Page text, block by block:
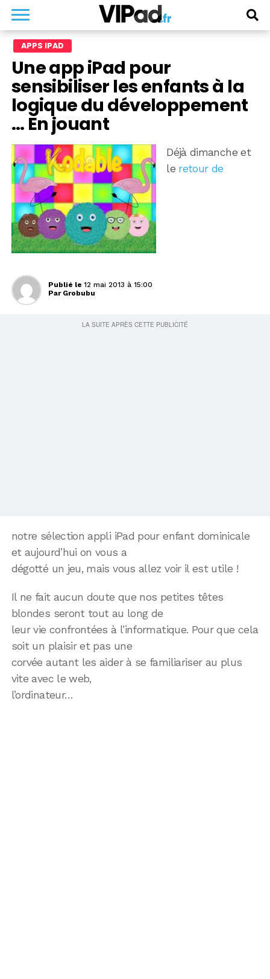
APPS IPAD
Une app iPad pour
sensibiliser les enfants à la
logique du développement
… En jouant
Déjà dimanche et
le retour de
Publié le 12 mai 2013 à 15:00
Par Grobubu
notre sélection appli iPad pour enfant dominicale
et aujourd’hui on vous a
dégotté un jeu, mais vous allez voir il est utile !
Il ne fait aucun doute que nos petites têtes
blondes seront tout au long de
leur vie confrontées à l’informatique. Pour que cela
soit un plaisir et pas une
corvée autant les aider à se familiariser au plus
vite avec le web,
l’ordinateur…